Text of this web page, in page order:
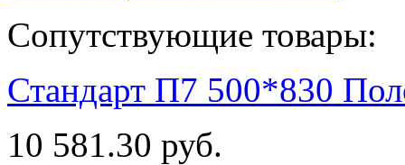
Сопутствующие товары:
Стандарт П7 500*830
10 581.30 руб.